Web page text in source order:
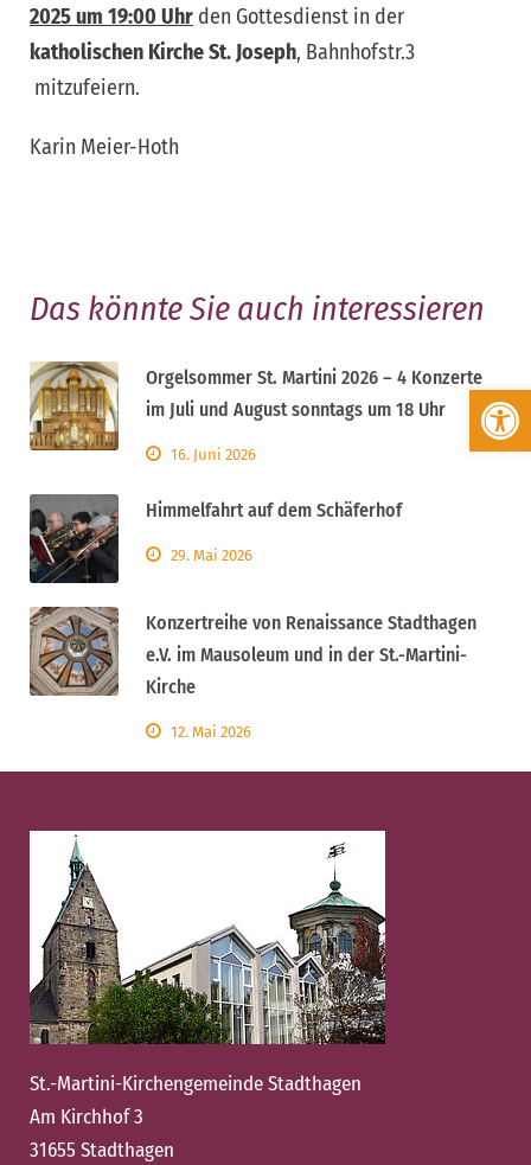
Werkzeugleiste öffnen
2025 um 19:00 Uhr den Gottesdienst in der
katholischen Kirche St. Joseph, Bahnhofstr.3
mitzufeiern.
Karin Meier-Hoth
Das könnte Sie auch interessieren
Orgelsommer St. Martini 2026 – 4 Konzerte
im Juli und August sonntags um 18 Uhr
16. Juni 2026
Himmelfahrt auf dem Schäferhof
29. Mai 2026
Konzertreihe von Renaissance Stadthagen
e.V. im Mausoleum und in der St.-Martini-
Kirche
12. Mai 2026
St.-Martini-Kirchengemeinde Stadthagen
Am Kirchhof 3
31655 Stadthagen